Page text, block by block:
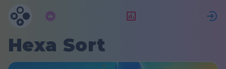
サブスクリプション
Hexa Sort